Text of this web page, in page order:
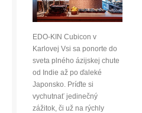
EDO-KIN Cubicon v
Karlovej Vsi sa ponorte do
sveta plného ázijskej chute
od Indie až po ďaleké
Japonsko. Príďte si
vychutnať jedinečný
zážitok, či už na rýchly